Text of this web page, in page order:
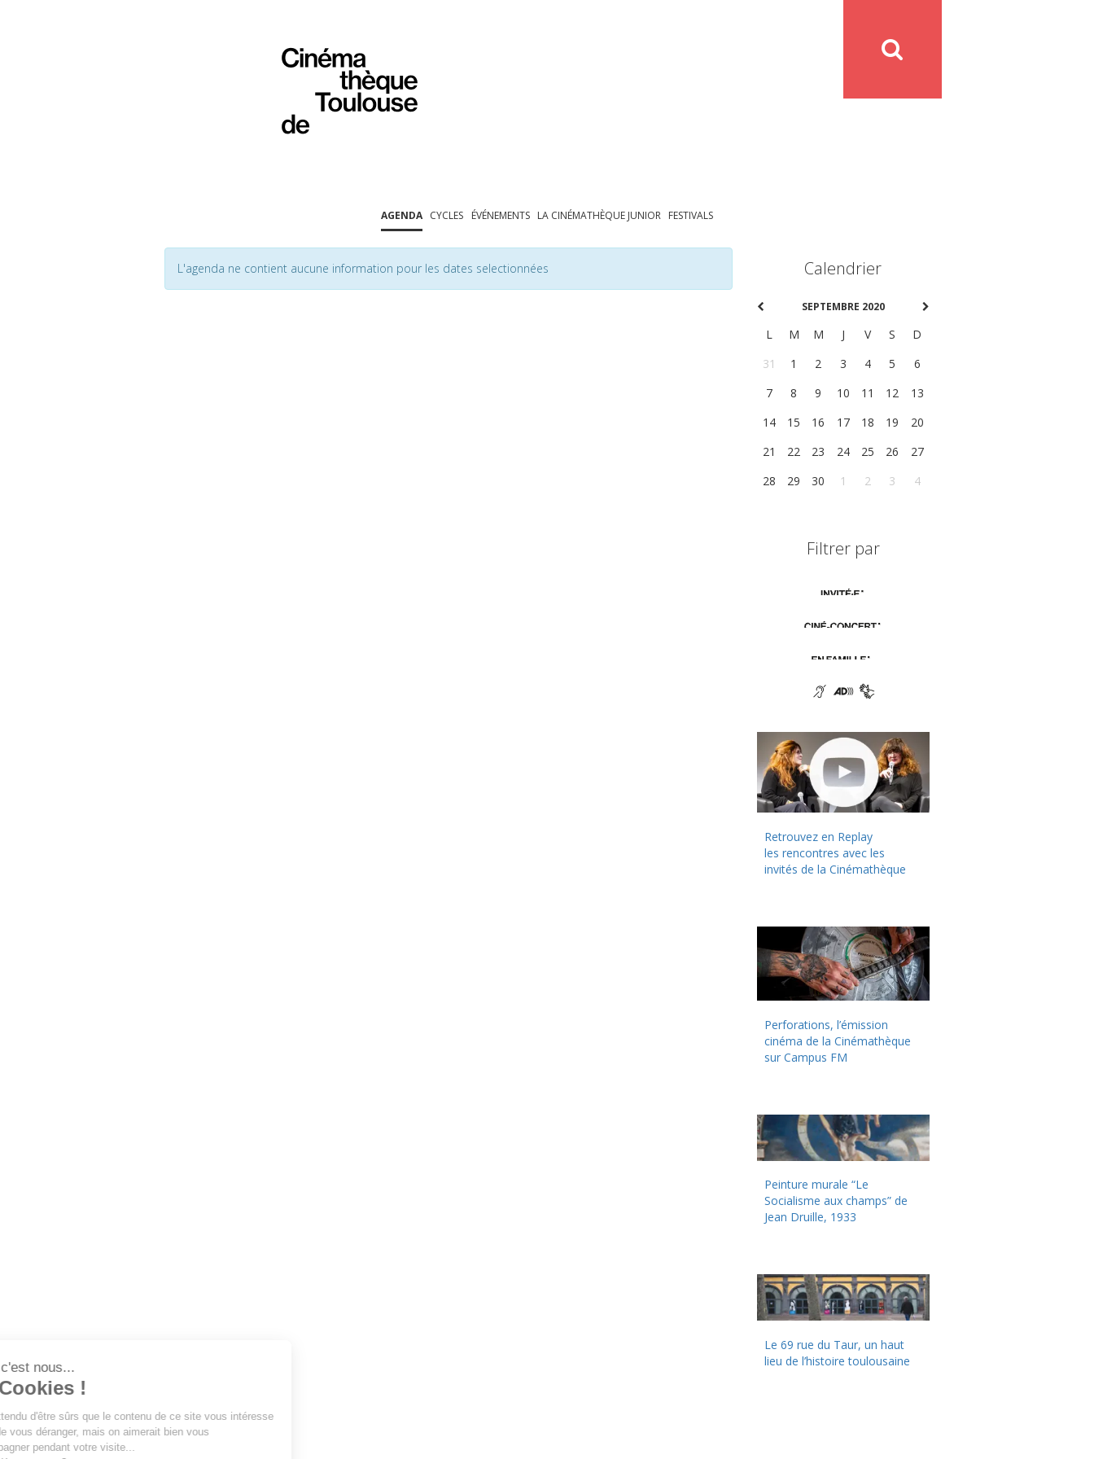
AGENDA CYCLES ÉVÉNEMENTS LA CINÉMATHÈQUE JUNIOR FESTIVALS
L'agenda ne contient aucune information pour les dates selectionnées Calendrier
SEPTEMBRE 2020
L M M J V S
D
31
1 2 3 4 5
6
7
8 9 10 11 12
13
14
15 16 17 18 19
20
21
22 23 24 25 26
27
28
29 30 1 2 3 4
Filtrer par
Retrouvez en Replay
les rencontres avec les
invités de la Cinémathèque
Perforations, l’émission
cinéma de la Cinémathèque
sur Campus FM
Peinture murale “Le
Socialisme aux champs” de
Jean Druille, 1933
Le 69 rue du Taur, un haut
lieu de l’histoire toulousaine